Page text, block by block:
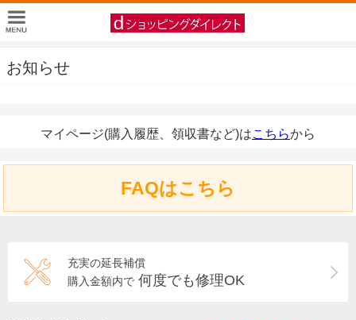
お知らせ
マイページ(購入履歴、領収書など)はこちらから
FAQはこちら
充実の延長補償
購入金額内で 何度でも修理OK